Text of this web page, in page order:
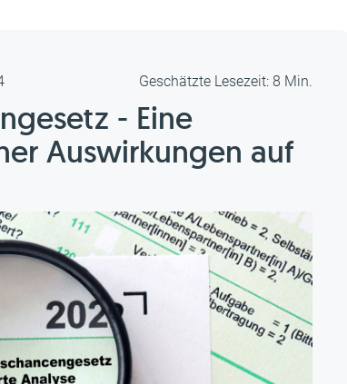
Geschätzte Lesezeit: 8 Min.
- Eine
Auswirkungen auf